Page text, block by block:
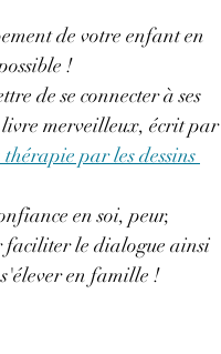
de votre enfant en
!
de se connecter à ses
livre merveilleux, écrit par
par les dessins
en soi, peur,
faciliter le dialogue ainsi
s'élever en famille !